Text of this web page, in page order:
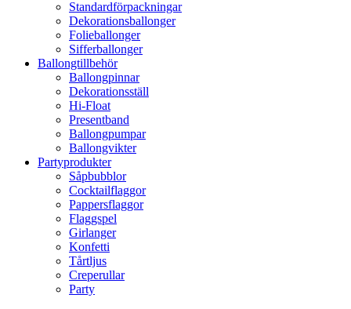
Standard­­förpackningar
Dekorations­ballonger
Folie­­­ballonger
Siffer­­ballonger
Ballong­tillbehör
Ballongpinnar
Dekorationsställ
Hi-Float
Presentband
Ballongpumpar
Ballong­vikter
Party­­produkter
Såpbubblor
Cocktail­flaggor
Pappers­flaggor
Flaggspel
Girlanger
Konfetti
Tårtljus
Creperullar
Party